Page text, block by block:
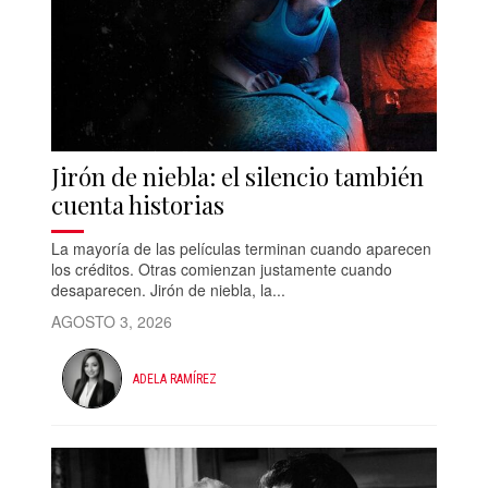
Jirón de niebla: el silencio también
cuenta historias
La mayoría de las películas terminan cuando aparecen
los créditos. Otras comienzan justamente cuando
desaparecen. Jirón de niebla, la...
AGOSTO 3, 2026
ADELA RAMÍREZ